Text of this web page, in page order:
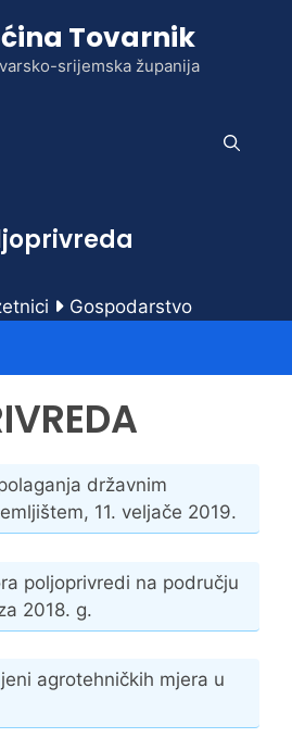
Tovarnik
srijemska županija
Gospodarstvo
državnim
11. veljače 2019.
poljoprivredi na području
2018. g.
agrotehničkih mjera u